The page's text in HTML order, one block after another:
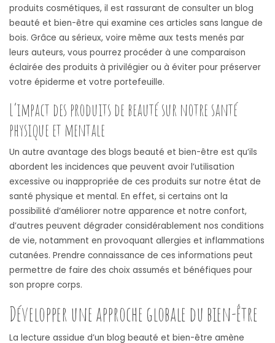
produits cosmétiques, il est rassurant de consulter un blog
beauté et bien-être qui examine ces articles sans langue de
bois. Grâce au sérieux, voire même aux tests menés par
leurs auteurs, vous pourrez procéder à une comparaison
éclairée des produits à privilégier ou à éviter pour préserver
votre épiderme et votre portefeuille.
L’impact des produits de beauté sur notre santé
physique et mentale
Un autre avantage des blogs beauté et bien-être est qu’ils
abordent les incidences que peuvent avoir l’utilisation
excessive ou inappropriée de ces produits sur notre état de
santé physique et mental. En effet, si certains ont la
possibilité d’améliorer notre apparence et notre confort,
d’autres peuvent dégrader considérablement nos conditions
de vie, notamment en provoquant allergies et inflammations
cutanées. Prendre connaissance de ces informations peut
permettre de faire des choix assumés et bénéfiques pour
son propre corps.
Développer une approche globale du bien-être
La lecture assidue d’un blog beauté et bien-être amène